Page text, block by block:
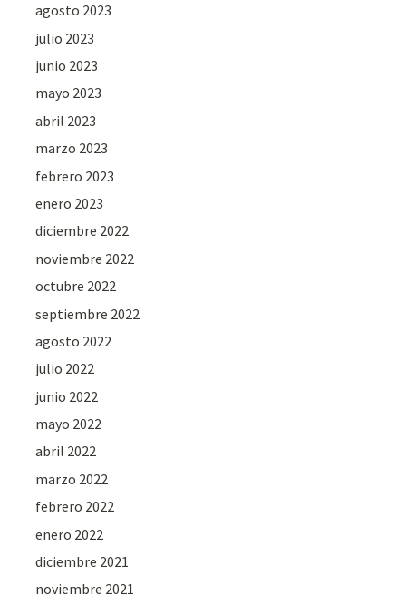
agosto 2023
julio 2023
junio 2023
mayo 2023
abril 2023
marzo 2023
febrero 2023
enero 2023
diciembre 2022
noviembre 2022
octubre 2022
septiembre 2022
agosto 2022
julio 2022
junio 2022
mayo 2022
abril 2022
marzo 2022
febrero 2022
enero 2022
diciembre 2021
noviembre 2021